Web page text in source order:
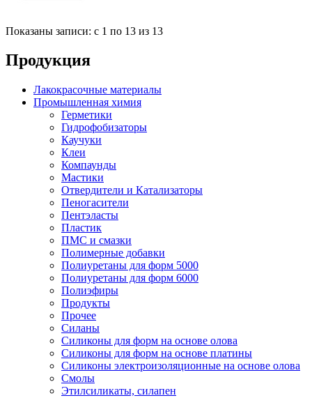
Показаны записи: с 1 по 13 из 13
Продукция
Лакокрасочные материалы
Промышленная химия
Герметики
Гидрофобизаторы
Каучуки
Клеи
Компаунды
Мастики
Отвердители и Катализаторы
Пеногасители
Пентэласты
Пластик
ПМС и смазки
Полимерные добавки
Полиуретаны для форм 5000
Полиуретаны для форм 6000
Полиэфиры
Продукты
Прочее
Силаны
Силиконы для форм на основе олова
Силиконы для форм на основе платины
Силиконы электроизоляционные на основе олова
Смолы
Этилсиликаты, силапен